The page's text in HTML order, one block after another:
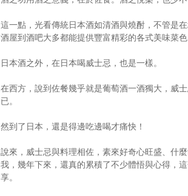
這一點，光看傳統日本酒如清酒與燒酎，不管是
酒屋到酒吧大多都能提供豐富精彩的各式美味菜色
日本酒之外，在日本喝威士忌，也是一樣。
在西方，說到佐餐幾乎就是葡萄酒一酒獨大，威
已。
然到了日本，還是得邊吃邊喝才痛快！
說來，威士忌與料理相佐，素來好奇心旺盛、什
我，幾年下來，還真的累積了不少體悟與心得，
享。